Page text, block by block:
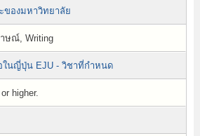
ของมหาวิทยาลัย
ษณ์, Writing
ในญี่ปุ่น EJU - วิชาที่กำหนด
higher.